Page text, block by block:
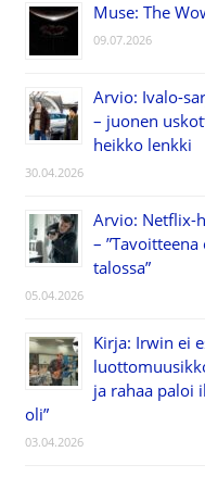
Muse: The
09.07.2026
Arvio: Ivalo-
– juonen
heikko lenkki
30.04.2026
Arvio: Netflix-
–
talossa”
05.04.2026
Kirja: Irwin ei
ja rahaa paloi
oli”
03.04.2026